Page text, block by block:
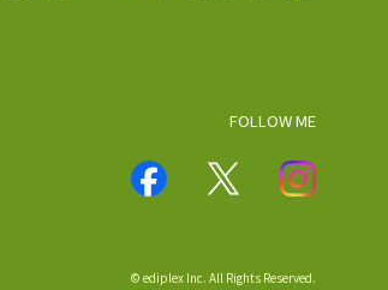
FOLLOW ME
© ediplex Inc. All Rights Reserved.